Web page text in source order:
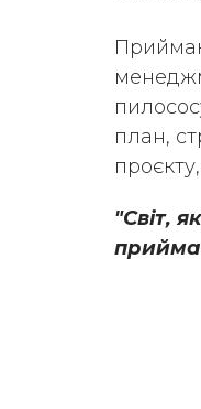
план,
"Світ,